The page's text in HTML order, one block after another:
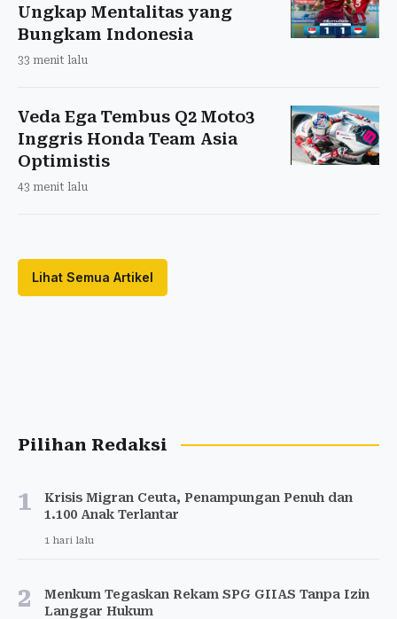
Ungkap Mentalitas yang
Bungkam Indonesia
33 menit lalu
Veda Ega Tembus Q2 Moto3
Inggris Honda Team Asia
Optimistis
43 menit lalu
Lihat Semua Artikel
Pilihan Redaksi
1
Krisis Migran Ceuta, Penampungan Penuh dan
1.100 Anak Terlantar
1 hari lalu
2
Menkum Tegaskan Rekam SPG GIIAS Tanpa Izin
Langgar Hukum